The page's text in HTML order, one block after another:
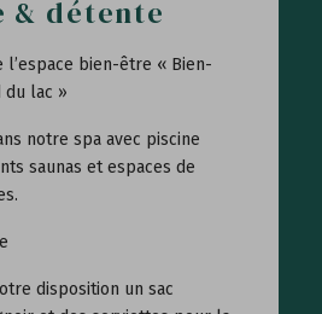
& détente
l’espace bien-être « Bien-
lac »
notre spa avec piscine
saunas et espaces de
disposition un sac